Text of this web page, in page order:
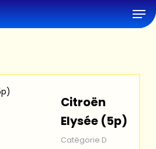
Citroën
Elysée (5p)
Catégorie D